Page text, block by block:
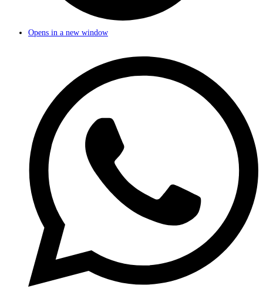
Opens in a new window